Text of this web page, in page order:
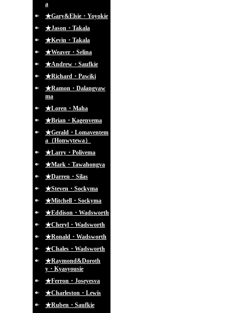
a
★Gary&Elsie・Yoyokie
★Jason・Takala
★Kevin・Takala
★Weaver・Selina
★Andrew・Saufkie
★Richard・Pawiki
★Ramon・Dalangyaw
ma
★Loren・Maha
★Brian・Kagenvema
★Gerald・Lomaventem
a（Honwytewa）
★Larry・Polivema
★Mark・Tawahongva
★Darren・Silas
★Steven・Sockyma
★Mitchell・Sockyma
★Eddison・Wadsworth
★Cheryl・Wadsworth
★Ronald・Wadsworth
★Chales・Wadsworth
★Raymond&Doroth
y・Kyasyousie
★Ferron・Joseyesva
★Charleston・Lewis
★Ruben・Saufkie